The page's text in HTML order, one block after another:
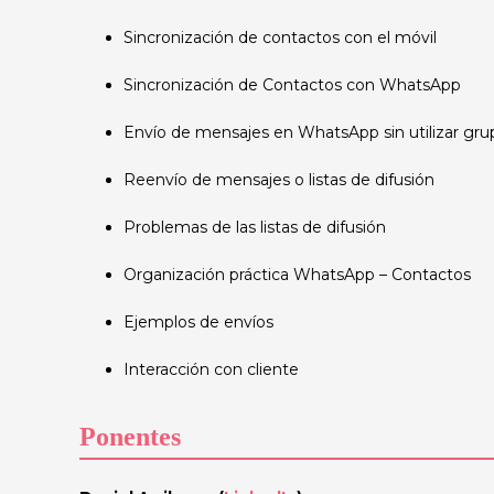
Sincronización de contactos con el móvil
Sincronización de Contactos con WhatsApp
Envío de mensajes en WhatsApp sin utilizar
Reenvío de mensajes o listas de difusión
Problemas de las listas de difusión
Organización práctica WhatsApp – Contactos
Ejemplos de envíos
Interacción con cliente
Ponentes